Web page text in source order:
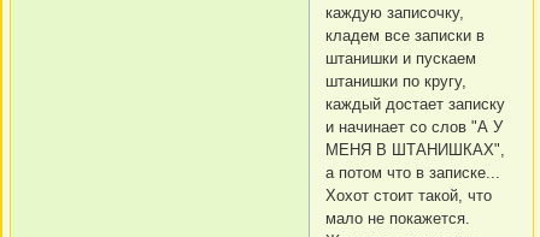
каждую записочку,
кладем все записки в
штанишки и пускаем
штанишки по кpугу,
каждый достает записку
и начинает со слов "А У
МЕHЯ В ШТАHИШКАХ",
а потом что в записке...
Хохот стоит такой, что
мало не покажется.